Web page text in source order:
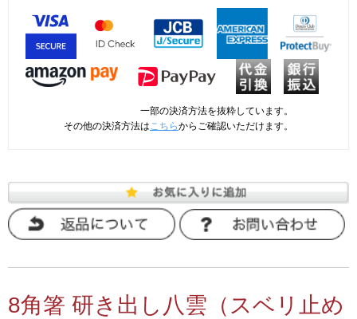
一部の決済方法を抜粋しています。
その他の決済方法はこちらからご確認いただけます。
8角箸 研き出し八雲（スベリ止め